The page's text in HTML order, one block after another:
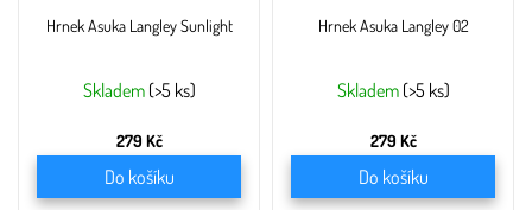
Hrnek Asuka Langley Sunlight
Skladem (>5 ks)
279 Kč
Do košíku
Hrnek Asuka Langley 02
Skladem (>5 ks)
279 Kč
Do košíku